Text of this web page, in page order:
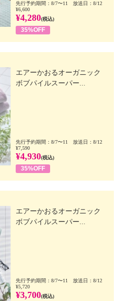
先行予約期間：8/7〜11 放送日：8/12
¥6,600
¥4,280(税込)
35%OFF
エアーかおるオーガニック
ボブパイルスーパー...
先行予約期間：8/7〜11 放送日：8/12
¥7,590
¥4,930(税込)
35%OFF
エアーかおるオーガニック
ボブパイルスーパー...
先行予約期間：8/7〜11 放送日：8/12
¥5,720
¥3,700(税込)